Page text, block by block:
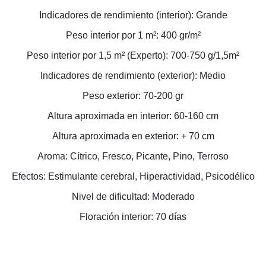
Indicadores de rendimiento (interior): Grande
Peso interior por 1 m²: 400 gr/m²
Peso interior por 1,5 m² (Experto): 700-750 g/1,5m²
Indicadores de rendimiento (exterior): Medio
Peso exterior: 70-200 gr
Altura aproximada en interior: 60-160 cm
Altura aproximada en exterior: + 70 cm
Aroma: Cítrico, Fresco, Picante, Pino, Terroso
Efectos: Estimulante cerebral, Hiperactividad, Psicodélico
Nivel de dificultad: Moderado
Floración interior: 70 días